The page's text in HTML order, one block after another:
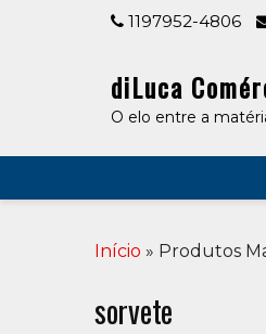
1197952-4806
diLuca
O elo entre a
Início » Produtos
sorvete